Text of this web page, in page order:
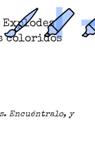
Explodes
coloridos
Encuéntralo, y